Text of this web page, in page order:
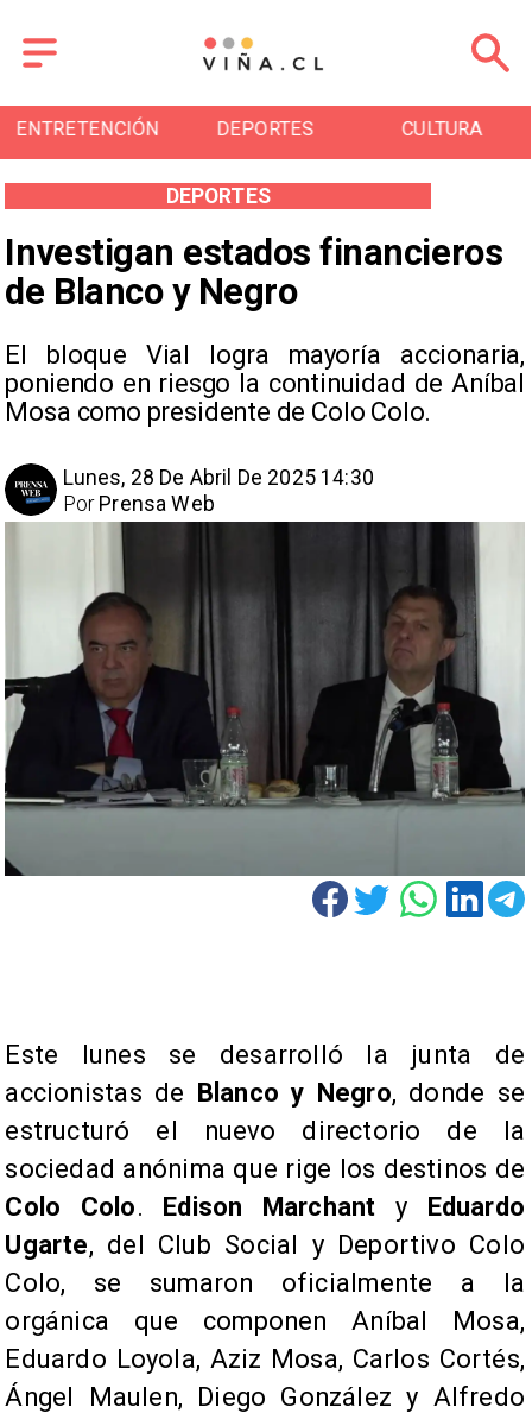
ENTRETENCIÓN DEPORTES CULTURA
Investigan estados financieros
de Blanco y Negro
El bloque Vial logra mayoría accionaria,
poniendo en riesgo la continuidad de Aníbal
Mosa como presidente de Colo Colo.
DEPORTES
Lunes, 28 De Abril De 2025 14:30
Prensa Web
Por
Este lunes se desarrolló la junta de
accionistas de Blanco y Negro, donde se
estructuró el nuevo directorio de la
sociedad anónima que rige los destinos de
Colo Colo. Edison Marchant y Eduardo
Ugarte, del Club Social y Deportivo Colo
Colo, se sumaron oficialmente a la
orgánica que componen Aníbal Mosa,
Eduardo Loyola, Aziz Mosa, Carlos Cortés,
Ángel Maulen, Diego González y Alfredo